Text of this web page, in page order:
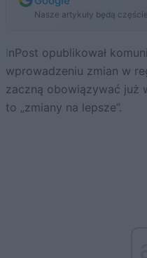
Nasze artykuły będą
InPost opublikował komunikat z informacją o
wprowadzeniu zmian w
zaczną obowiązywać już
to „zmiany na lepsze”.